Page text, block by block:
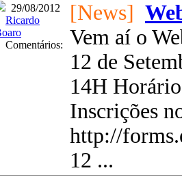
29/08/2012
Ricardo
Comentários:
[News]
Vem aí o
12 de
14H
Inscrições
http://
12 ...